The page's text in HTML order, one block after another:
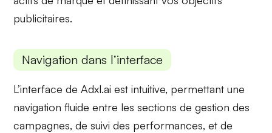
publicitaires.
Navigation dans l’interface
L’interface de Adxl.ai est intuitive, permettant une
navigation fluide entre les sections degestion des
campagnes, de suivi des performances, et de